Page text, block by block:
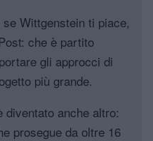
Wittgenstein ti piace,
che è partito
gli approcci di
più grande.
anche altro:
prosegue da oltre 16